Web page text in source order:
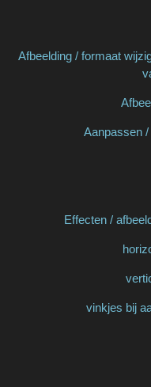
Afbeelding / formaat
Aanpassen
Effecten /
vinkjes bij